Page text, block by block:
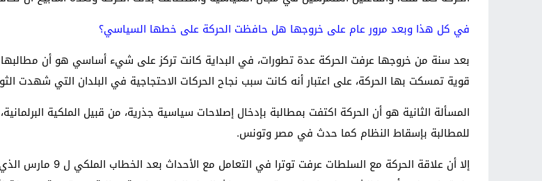
في كل هذا وبعد مرور عام على خروجها هل حافظت الحركة على خطها السياسي؟
بعد سنة من خروجها عرفت الحركة عدة تطورات، في البداية كانت تركز على شيء أساسي هو أن
قوية تمسكت بها الحركة، على اعتبار أنه كانت سبب نجاح الحركات الاحتجاجية في البلدان التي شهدت
المسألة الثانية هو أن الحركة اكتفت بمطالبة بإدخال إصلاحات سياسية جذرية، من قبيل الملكية
للمطالبة بإسقاط النظام كما حدث في مصر وتونس.
إلا أن علاقة الحركة